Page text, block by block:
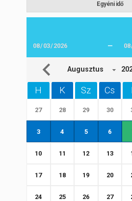
Egyéni idő
—
Augusztus
H K Sz Cs
27 28 29 30
3 4 5 6
10 11 12 13
17 18 19 20
24 25 26 27